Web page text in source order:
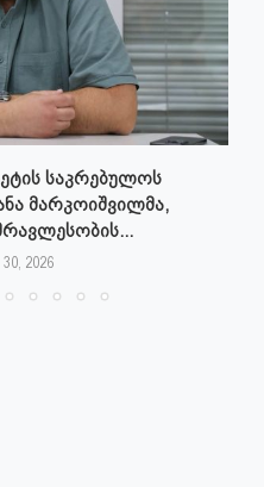
საკრებულოს
მარკოიშვილმა,
2026